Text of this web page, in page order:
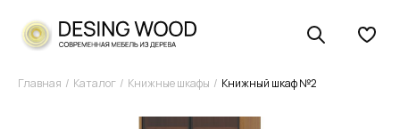
Главная Каталог Книжные шкафы Книжный шкаф №2